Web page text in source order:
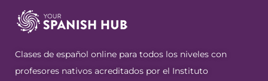
Clases de español online para todos los niveles con
profesores nativos acreditados por el Instituto